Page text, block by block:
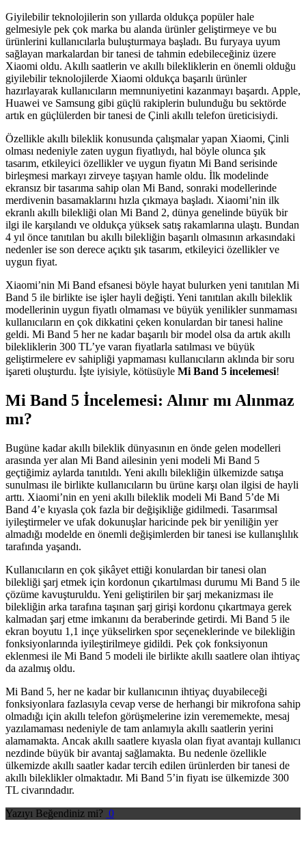
Giyilebilir teknolojilerin son yıllarda oldukça popüler hale
gelmesiyle pek çok marka bu alanda ürünler geliştirmeye ve bu
ürünlerini kullanıcılarla buluşturmaya başladı. Bu furyaya uyum
sağlayan markalardan bir tanesi de tahmin edebileceğiniz üzere
Xiaomi oldu. Akıllı saatlerin ve akıllı bilekliklerin en önemli olduğu
giyilebilir teknolojilerde Xiaomi oldukça başarılı ürünler
hazırlayarak kullanıcıların memnuniyetini kazanmayı başardı. Apple,
Huawei ve Samsung gibi güçlü rakiplerin bulunduğu bu sektörde
artık en güçlülerden bir tanesi de Çinli akıllı telefon üreticisiydi.
Özellikle akıllı bileklik konusunda çalışmalar yapan Xiaomi, Çinli
olması nedeniyle zaten uygun fiyatlıydı, hal böyle olunca şık
tasarım, etkileyici özellikler ve uygun fiyatın Mi Band serisinde
birleşmesi markayı zirveye taşıyan hamle oldu. İlk modelinde
ekransız bir tasarıma sahip olan Mi Band, sonraki modellerinde
merdivenin basamaklarını hızla çıkmaya başladı. Xiaomi’nin ilk
ekranlı akıllı bilekliği olan Mi Band 2, dünya genelinde büyük bir
ilgi ile karşılandı ve oldukça yüksek satış rakamlarına ulaştı. Bundan
4 yıl önce tanıtılan bu akıllı bilekliğin başarılı olmasının arkasındaki
nedenler ise son derece açıktı şık tasarım, etkileyici özellikler ve
uygun fiyat.
Xiaomi’nin Mi Band efsanesi böyle hayat bulurken yeni tanıtılan Mi
Band 5 ile birlikte ise işler hayli değişti. Yeni tanıtılan akıllı bileklik
modellerinin uygun fiyatlı olmaması ve büyük yenilikler sunmaması
kullanıcıların en çok dikkatini çeken konulardan bir tanesi haline
geldi. Mi Band 5 her ne kadar başarılı bir model olsa da artık akıllı
bilekliklerin 300 TL’ye varan fiyatlarla satılması ve büyük
geliştirmelere ev sahipliği yapmaması kullanıcıların aklında bir soru
işareti oluşturdu. İşte iyisiyle, kötüsüyle Mi Band 5 incelemesi!
Mi Band 5 İncelemesi: Alınır mı Alınmaz
mı?
Bugüne kadar akıllı bileklik dünyasının en önde gelen modelleri
arasında yer alan Mi Band ailesinin yeni modeli Mi Band 5
geçtiğimiz aylarda tanıtıldı. Yeni akıllı bilekliğin ülkemizde satışa
sunulması ile birlikte kullanıcıların bu ürüne karşı olan ilgisi de hayli
arttı. Xiaomi’nin en yeni akıllı bileklik modeli Mi Band 5’de Mi
Band 4’e kıyasla çok fazla bir değişikliğe gidilmedi. Tasarımsal
iyileştirmeler ve ufak dokunuşlar haricinde pek bir yeniliğin yer
almadığı modelde en önemli değişimlerden bir tanesi ise kullanışlılık
tarafında yaşandı.
Kullanıcıların en çok şikâyet ettiği konulardan bir tanesi olan
bilekliği şarj etmek için kordonun çıkartılması durumu Mi Band 5 ile
çözüme kavuşturuldu. Yeni geliştirilen bir şarj mekanizması ile
bilekliğin arka tarafına taşınan şarj girişi kordonu çıkartmaya gerek
kalmadan şarj etme imkanını da beraberinde getirdi. Mi Band 5 ile
ekran boyutu 1,1 inçe yükselirken spor seçeneklerinde ve bilekliğin
fonksiyonlarında iyileştirilmeye gidildi. Pek çok fonksiyonun
eklenmesi ile Mi Band 5 modeli ile birlikte akıllı saatlere olan ihtiyaç
da azalmış oldu.
Mi Band 5, her ne kadar bir kullanıcının ihtiyaç duyabileceği
fonksiyonlara fazlasıyla cevap verse de herhangi bir mikrofona sahip
olmadığı için akıllı telefon görüşmelerine izin verememekte, mesaj
yazılamaması nedeniyle de tam anlamıyla akıllı saatlerin yerini
alamamakta. Ancak akıllı saatlere kıyasla olan fiyat avantajı kullanıcı
nezdinde büyük bir avantaj sağlamakta. Bu nedenle özellikle
ülkemizde akıllı saatler kadar tercih edilen ürünlerden bir tanesi de
akıllı bileklikler olmaktadır. Mi Band 5’in fiyatı ise ülkemizde 300
TL civarındadır.
Yazıyı Beğendiniz mi? 0